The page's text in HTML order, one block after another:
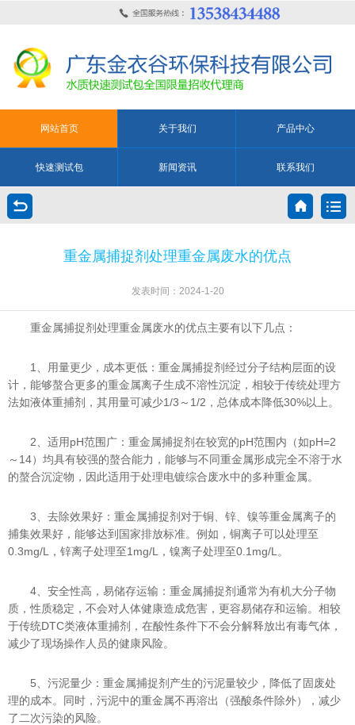
网站首页 关于我们 产品中心
快速测试包 新闻资讯 联系我们
重金属捕捉剂处理重金属废水的优点
发表时间：2024-1-20
重金属捕捉剂处理重金属废水的优点主要有以下几点：
1、用量更少，成本更低：重金属捕捉剂经过分子结构层面的设
计，能够螯合更多的重金属离子生成不溶性沉淀，相较于传统处理方
法如液体重捕剂，其用量可减少1/3～1/2，总体成本降低30%以上。
2、适用pH范围广：重金属捕捉剂在较宽的pH范围内（如pH=2
～14）均具有较强的螯合能力，能够与不同重金属形成完全不溶于水
的螯合沉淀物，因此适用于处理电镀综合废水中的多种重金属。
3、去除效果好：重金属捕捉剂对于铜、锌、镍等重金属离子的
捕集效果好，能够达到国家排放标准。例如，铜离子可以处理至
0.3mg/L，锌离子处理至1mg/L，镍离子处理至0.1mg/L。
4、安全性高，易储存运输：重金属捕捉剂通常为有机大分子物
质，性质稳定，不会对人体健康造成危害，更容易储存和运输。相较
于传统DTC类液体重捕剂，在酸性条件下不会分解释放出有毒气体，
减少了现场操作人员的健康风险。
5、污泥量少：重金属捕捉剂产生的污泥量较少，降低了固废处
理的成本。同时，污泥中的重金属不再溶出（强酸条件除外），减少
了二次污染的风险。